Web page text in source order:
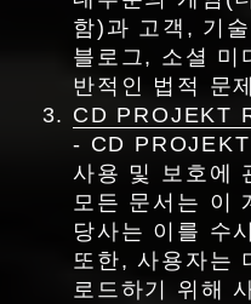
함)과 고객, 기
블로그, 소셜 미
반적인 법적 문
CD PROJEKT
- CD
사용 및 보호에
모든 문서는 이
당사는 이를 수
또한, 사용자는
로드하기 위해